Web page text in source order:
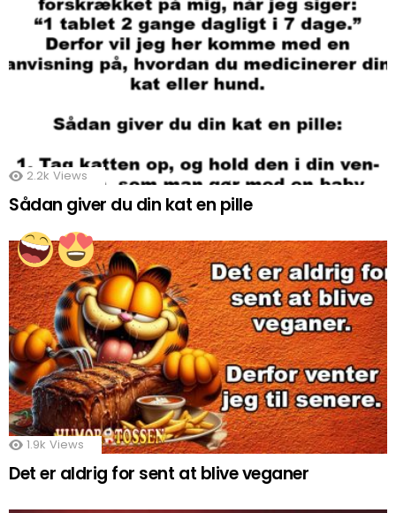
2.2k Views
Sådan giver du din kat en pille
1.9k Views
Det er aldrig for sent at blive veganer